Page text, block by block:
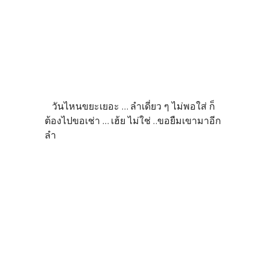
วันไหนขยะเยอะ ... ลำเดี่ยว ๆ ไม่พอใส่ ก็
ต้องไปขอเช่า ... เฮ้ย ไม่ใช่ ..ขอยืมเขามาอีก
ลำ